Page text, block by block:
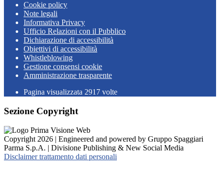
Cookie policy
Note legali
Informativa Privacy
Ufficio Relazioni con il Pubblico
Dichiarazione di accessibilità
Obiettivi di accessibilità
Whistleblowing
Gestione consensi cookie
Amministrazione trasparente
Pagina visualizzata 2917 volte
Sezione Copyright
Copyright 2026 | Engineered and powered by Gruppo Spaggiari
Parma S.p.A. | Divisione Publishing & New Social Media
Disclaimer trattamento dati personali